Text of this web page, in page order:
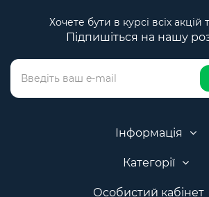
Хочете бути в курсі всіх акцій
Підпишіться на нашу
Інформація
Категорії
Особистий кабінет